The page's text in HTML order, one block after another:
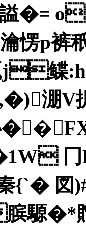
�=
愣p裤
鲽:h
冂
{`�
騵�*